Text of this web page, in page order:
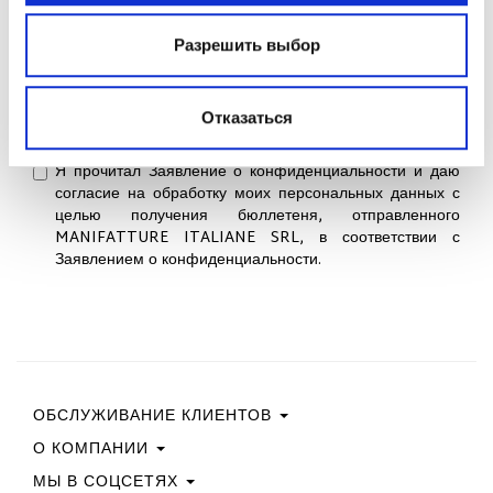
Разрешить выбор
Отказаться
скидку 15% на первый заказ.
Я прочитал Заявление о конфиденциальности и даю
согласие на обработку моих персональных данных с
целью получения бюллетеня, отправленного
MANIFATTURE ITALIANE SRL, в соответствии с
Заявлением о конфиденциальности.
ОБСЛУЖИВАНИЕ КЛИЕНТОВ
Свяжитесь С Нами
Условия Покупки
О КОМПАНИИ
Политика Конфиденциальности
МЫ В СОЦСЕТЯХ